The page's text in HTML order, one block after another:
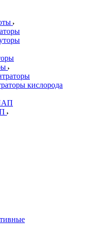
кислорода